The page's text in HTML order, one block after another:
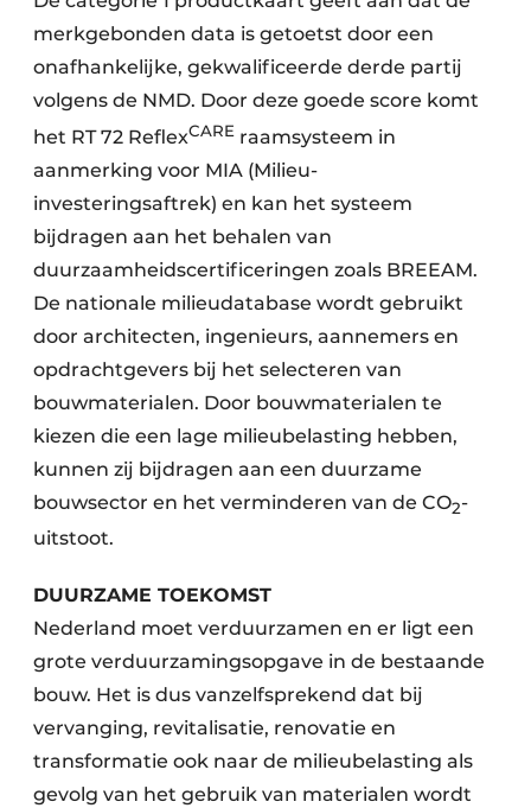
merkgebonden data is getoetst door een
onafhankelijke, gekwalificeerde derde partij
volgens de NMD. Door deze goede score komt
het RT 72 ReflexCARE raamsysteem in
aanmerking voor MIA (Milieu-
investeringsaftrek) en kan het systeem
bijdragen aan het behalen van
duurzaamheidscertificeringen zoals BREEAM.
De nationale milieudatabase wordt gebruikt
door architecten, ingenieurs, aannemers en
opdrachtgevers bij het selecteren van
bouwmaterialen. Door bouwmaterialen te
kiezen die een lage milieubelasting hebben,
kunnen zij bijdragen aan een duurzame
bouwsector en het verminderen van de CO2-
uitstoot.
DUURZAME TOEKOMST
Nederland moet verduurzamen en er ligt een
grote verduurzamingsopgave in de bestaande
bouw. Het is dus vanzelfsprekend dat bij
vervanging, revitalisatie, renovatie en
transformatie ook naar de milieubelasting als
gevolg van het gebruik van materialen wordt